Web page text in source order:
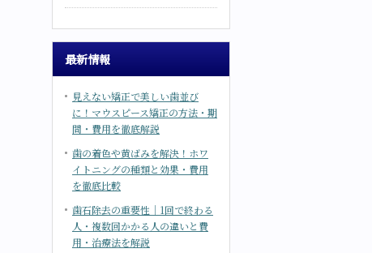
最新情報
見えない矯正で美しい歯並び
に！マウスピース矯正の方法・期
間・費用を徹底解説
歯の着色や黄ばみを解決！ホワ
イトニングの種類と効果・費用
を徹底比較
歯石除去の重要性｜1回で終わる
人・複数回かかる人の違いと費
用・治療法を解説